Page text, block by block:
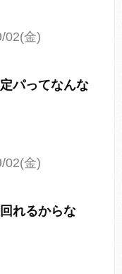
02(金)
パってなんな
02(金)
れるからな